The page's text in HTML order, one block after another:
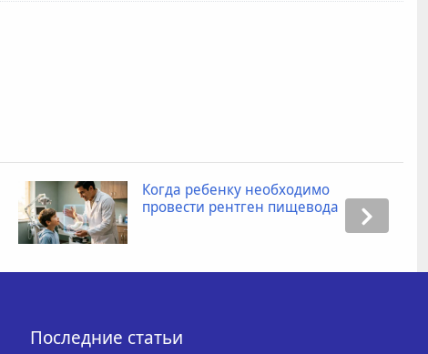
Когда ребенку необходимо
провести рентген пищевода
Последние статьи